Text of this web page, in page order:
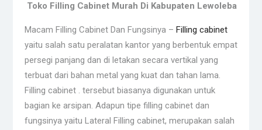
Toko Filling Cabinet Murah Di Kabupaten Lewoleba
Macam Filling Cabinet Dan Fungsinya – Filling cabinet
yaitu salah satu peralatan kantor yang berbentuk empat
persegi panjang dan di letakan secara vertikal yang
terbuat dari bahan metal yang kuat dan tahan lama.
Filling cabinet . tersebut biasanya digunakan untuk
bagian ke arsipan. Adapun tipe filling cabinet dan
fungsinya yaitu Lateral Filling cabinet, merupakan salah